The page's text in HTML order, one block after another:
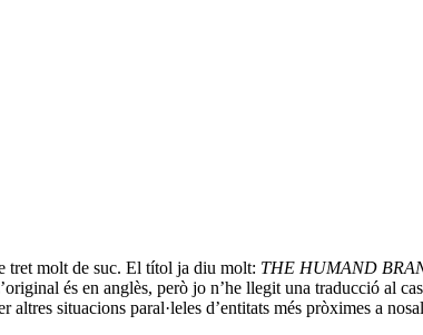
tret molt de suc. El títol ja diu molt: THE HUMAND
és en anglès, però jo n’he llegit una traducció al
altres situacions paral·leles d’entitats més pròximes a